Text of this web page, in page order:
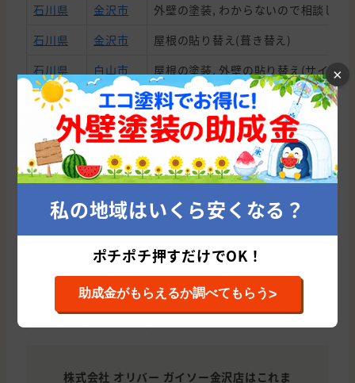
石川県
金沢市
外壁の塗装, わからないので相談した
石川県
金沢市
屋根の貼り替え(葺き替え)
石川県
白山市
屋根の塗装, 外壁の貼り替え(サイディ
石川県
金沢市
外壁の塗装, わからないので相談した
石川県
白山市
外壁の貼り替え(サイディング)
石川県
河北郡
外壁の塗装, 外壁の貼り替え(サイデ
石川県
金沢市
外壁の塗装, わからないので相談した
白山市
外壁の塗装, 外壁の貼り替え(サイデ
石川県
野々市市
外壁の貼り替え(サイディング)
石川県
金沢市
屋根の塗装
石川県
金沢市
外壁の塗装
株式会社 オリバー ガイソー金沢店はこれま
×
私の地域はいくら安くなる？
ポチポチ押すだけでOK！
助成金がもらえるか調べてもらう>